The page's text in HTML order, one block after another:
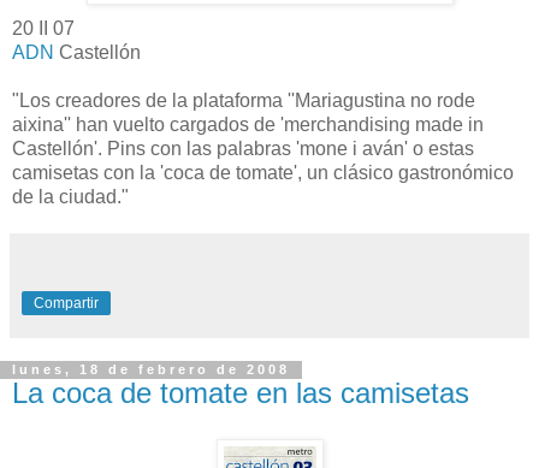
20 II 07
ADN Castellón
"Los creadores de la plataforma ''Mariagustina no rode
aixina'' han vuelto cargados de 'merchandising made in
Castellón'. Pins con las palabras 'mone i aván' o estas
camisetas con la 'coca de tomate', un clásico gastronómico
de la ciudad."
Compartir
lunes, 18 de febrero de 2008
La coca de tomate en las camisetas